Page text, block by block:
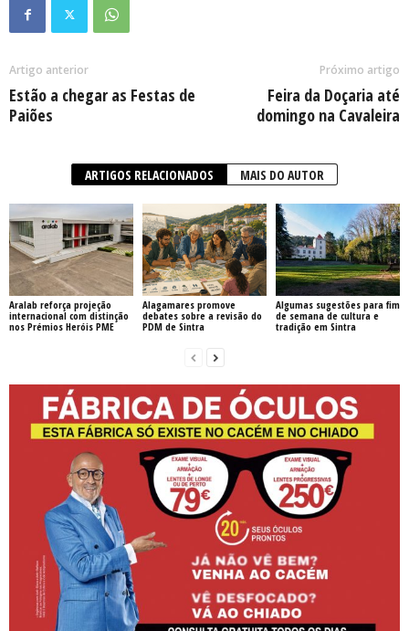
Artigo anterior
Estão a chegar as Festas de
Paiões
Próximo artigo
Feira da Doçaria até
domingo na Cavaleira
ARTIGOS RELACIONADOS MAIS DO AUTOR
Aralab reforça projeção
internacional com distinção
nos Prémios Heróis PME
Alagamares promove
debates sobre a revisão do
PDM de Sintra
Algumas sugestões para fim
de semana de cultura e
tradição em Sintra